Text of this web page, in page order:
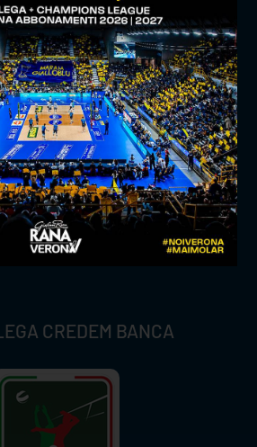
SPONSOR
CREDEM BANCA